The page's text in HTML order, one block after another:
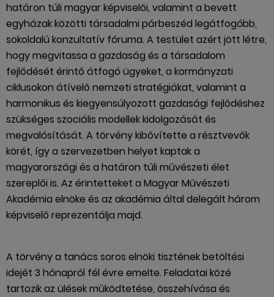
határon túli magyar képviselői, valamint a bevett
egyházak közötti társadalmi párbeszéd legátfogóbb,
sokoldalú konzultatív fóruma. A testület azért jött létre,
hogy megvitassa a gazdaság és a társadalom
fejlődését érintő átfogó ügyeket, a kormányzati
ciklusokon átívelő nemzeti stratégiákat, valamint a
harmonikus és kiegyensúlyozott gazdasági fejlődéshez
szükséges szociális modellek kidolgozását és
megvalósítását. A törvény kibővítette a résztvevők
körét, így a szervezetben helyet kaptak a
magyarországi és a határon túli művészeti élet
szereplői is. Az érintetteket a Magyar Művészeti
Akadémia elnöke és az akadémia által delegált három
képviselő reprezentálja majd.
A törvény a tanács soros elnöki tisztének betöltési
idejét 3 hónapról fél évre emelte. Feladatai közé
tartozik az ülések működtetése, összehívása és